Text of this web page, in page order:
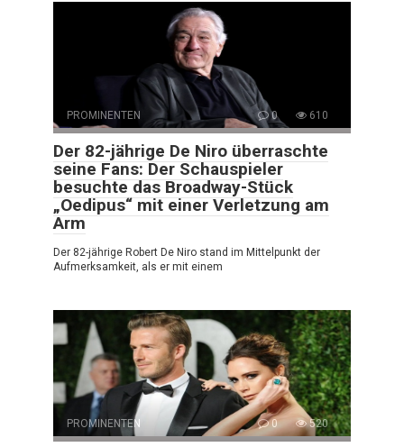
PROMINENTEN 0 610
Der 82-jährige De Niro überraschte
seine Fans: Der Schauspieler
besuchte das Broadway-Stück
„Oedipus“ mit einer Verletzung am
Arm
Der 82-jährige Robert De Niro stand im Mittelpunkt der
Aufmerksamkeit, als er mit einem
PROMINENTEN 0 520